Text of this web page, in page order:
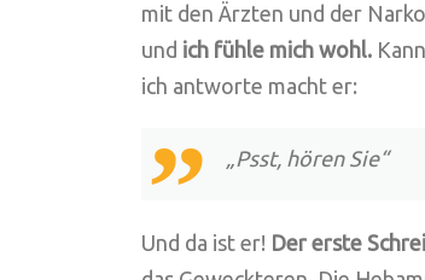
mit den Ärzten und der
und ich fühle mich wohl.
ich antworte macht er:
„Psst, hören Sie“
Und da ist er! Der erste